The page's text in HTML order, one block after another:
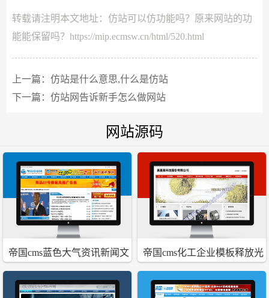
转载请注明本文地址： 仿站可以仿功能吗？原来网站的功
能能保留吗？ https://mip.ecmsw.cn/html/520.html
上一篇： 仿站是什么意思,什么是仿站
下一篇： 仿站网告诉新手怎么做网站
网站源码
帝国cms蓝色大气资讯新闻文
章模板
帝国cms化工企业模板释放光
彩